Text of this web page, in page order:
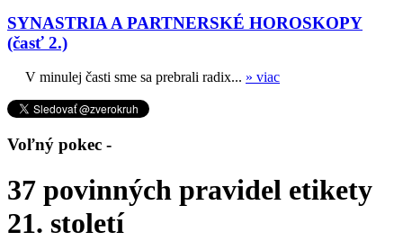
SYNASTRIA A PARTNERSKÉ HOROSKOPY
(časť 2.)
V minulej časti sme sa prebrali radix... » viac
Voľný pokec -
37 povinných pravidel etikety
21. století